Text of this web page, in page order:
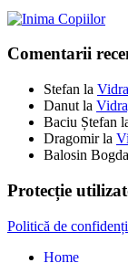
Comentarii
Stefan la
Danut la
Baciu Ștefan
Dragomirla
Balosin
Protecție
Politică de
Home